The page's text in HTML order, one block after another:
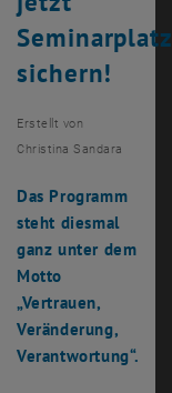
Seminarplatz
sichern!
Erstellt von
Christina Sandara
Das Programm
steht diesmal
ganz unter dem
Motto
„Vertrauen,
Veränderung,
Verantwortung“.